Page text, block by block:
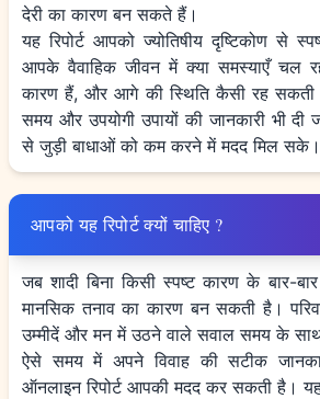
देरी का कारण बन सकते हैं।
यह रिपोर्ट आपको ज्योतिषीय दृष्टिकोण से
आपके वैवाहिक जीवन में क्या समस्याएँ चल
कारण हैं, और आगे की स्थिति कैसी रह सकती
समय और उपयोगी उपायों की जानकारी भी दी
से जुड़ी बाधाओं को कम करने में मदद मिल सके।
आपको यह रिपोर्ट क्यों चाहिए ?
जब शादी बिना किसी स्पष्ट कारण के बार-
मानसिक तनाव का कारण बन सकती है।
उम्मीदें और मन में उठने वाले सवाल समय के
ऐसे समय में अपने विवाह की सटीक
ऑनलाइन रिपोर्ट आपकी मदद कर सकती है। यह